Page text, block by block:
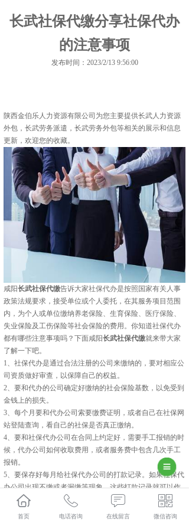
长武社保代缴分享社保代办
的注意事项
发布时间：2023/2/13 9:56:00
陕西金伯乐人力资源有限公司为您主要提供长武人力资源
外包 ，长武劳务派遣，长武劳务外包等相关的展示和信息
更新，欢迎您的收藏。
咸阳长武社保代缴告诉大家社保代办是按照国家有关人事
政策法规要求，接受单位或个人委托，在其服务项目范围
内，为个人或单位缴纳养老保险、生育保险、医疗保险、
失业保险及工伤保险等社会保险的费用。你知道社保代办
都有哪些注意事项吗？下面咸阳长武社保代缴就来带大家
了解一下吧。
1、社保代办是通过合法注册的公司来缴纳的，要对相应公
司资质做好审查，以保障自己的权益。
2、要和代办的公司确定好缴纳的社会保险基数，以免受到
金钱上的损失。
3、每个月要和代办公司索要缴费证明，或者自己在社保网
站登陆查询，看自己的社保是否真正缴纳。
4、要和社保代办公司在合同上约定好，需要手工报销的时
候，代办公司如何收取费用，或者服务费中包含几次手工
报销。
5、要保存好每月给社保代办公司的打款记录。如果社保代
办公司出现不缴或者漏缴等现象，这些打款记录就可以作
为证据使用以达到维权的目的。
以上就是咸阳社保代缴给大家分享的社保代办注意事项，
首页 电话咨询 在线留言 微信咨询